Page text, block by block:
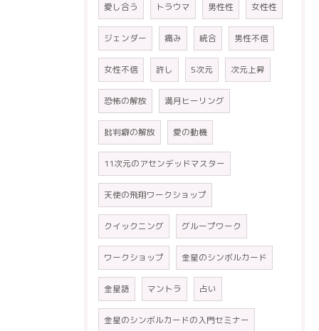
愛し合う トラウマ 男性性 女性性
ジェンダー 痛み 統合 男性不信
女性不信 許し 5次元 次元上昇
恐怖の解放 満月ヒーリング
批判癖の解放 愛の動機
11次元のアセンデッドマスター
天使の飛翔ワークショップ
クイックニング グループワーク
ワークショップ 金星のシンボルカード
金星語 マントラ 占い
金星のシンボルカードの入門セミナー